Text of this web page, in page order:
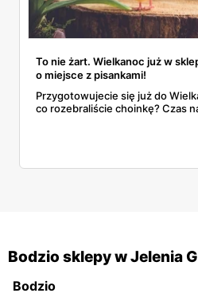
To nie żart. Wielkanoc już w
o miejsce z pisankami!
Przygotowujecie się już do
co rozebraliście choinkę? Czas
Bodzio sklepy w Jelenia
Bodzio